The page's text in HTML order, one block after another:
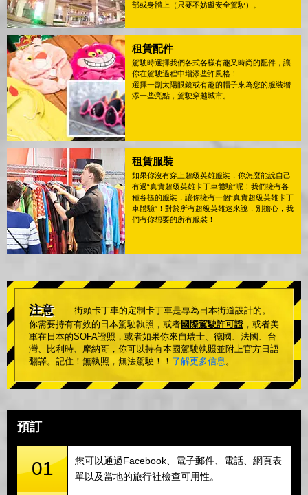
部或身體上（只要不妨礙安全駕駛）。
租賃配件
駕駛時選擇我們各式各樣有趣又時尚的配件，讓
你在駕駛過程中增添些許風格！
選擇一副太陽眼鏡或有趣的帽子來為您的服裝增
添一些亮點，駕駛穿越城市。
租賃服裝
如果你沒有穿上超級英雄服裝，你怎麼能說自己
有過“真實超級英雄卡丁車體驗”呢！我們擁有各
種各樣的服裝，讓你擁有一個“真實超級英雄卡丁
車體驗”！對於所有超級英雄迷來說，別擔心，我
們有你想要的所有服裝！
注意
街頭卡丁車的定制卡丁車是專為日本街道設計的。
你需要持有有效的日本駕駛執照，或者國際駕駛許可證 ，或者美
軍在日本的SOFA證照，或者如果你來自瑞士、德國、法國、台
灣、比利時、摩納哥，你可以持有本國駕駛執照並附上官方日語
翻譯。記住！無執照，無法駕駛！！ 了解更多信息。
預訂
01
您可以通過Facebook、電子郵件、電話、網頁表
單以及當地的旅行社檢查可用性。